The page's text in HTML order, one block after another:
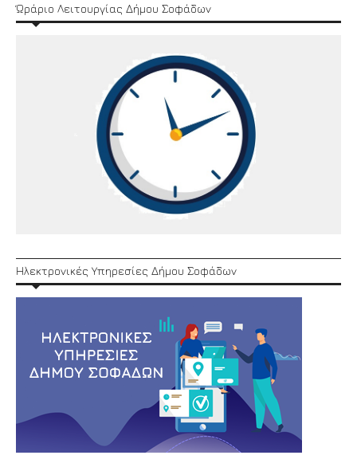
Ώράριο Λειτουργίας Δήμου Σοφάδων
Ηλεκτρονικές Υπηρεσίες Δήμου Σοφάδων